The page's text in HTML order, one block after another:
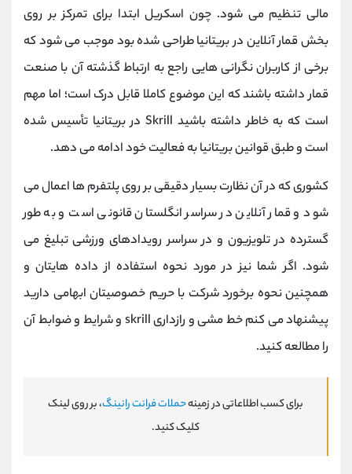
مالی تنظیم می ‌شود. چون اسکریل ابتدا برای تمرکز بر روی
بخش قمار آنلاین در بریتانیا طراحی شده بود موجب می شود که
برخی از کاربران نگرانی هایی راجع به ارتباط گذشته آن با صنعت
قمار داشته باشند که این موضوع کاملا قابل درک است؛ اما مهم
است که به خاطر داشته باشید Skrill در بریتانیا تأسیس شده
است و طبق قوانین بریتانیا به فعالیت خود ادامه می‌ دهد.
کشوری که در آن نظارت بسیار دقیقی بر روی پلتفرم ها اعمال می
شود و قمار آنلاین در سراسر انگلستان قانونی است و به طور
گسترده در تلویزیون و در سراسر رویدادهای ورزشی تبلیغ می‌
شود. اگر شما نیز در مورد نحوه استفاده از داده هایتان و
همچنین نحوه برخورد شرکت با حریم خصوصیتان ابهامی دارید
پیشنهاد می کنم خط مشی و رازداری skrill و شرایط و ضوابط آن
را مطالعه کنید.
برای کسب اطلاعاتی در زمینهحملات فرانت رانینگ، بر روی لینک
کلیک کنید.